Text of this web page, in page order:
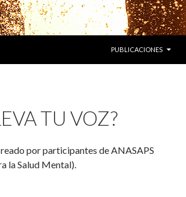
PUBLICACIONES
TU VOZ?
por participantes de ANASAPS
la Salud Mental).